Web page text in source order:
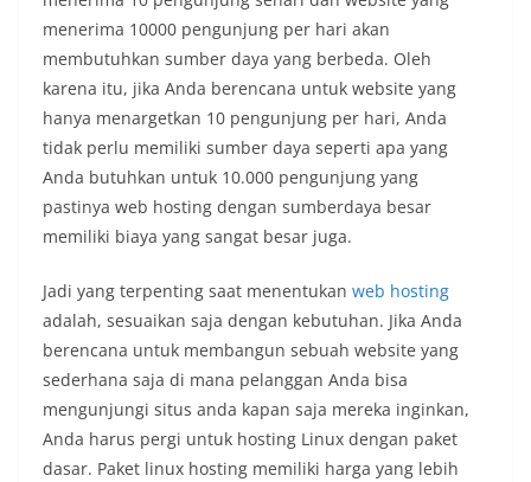
menerima 10000 pengunjung per hari akan
membutuhkan sumber daya yang berbeda. Oleh
karena itu, jika Anda berencana untuk website yang
hanya menargetkan 10 pengunjung per hari, Anda
tidak perlu memiliki sumber daya seperti apa yang
Anda butuhkan untuk 10.000 pengunjung yang
pastinya web hosting dengan sumberdaya besar
memiliki biaya yang sangat besar juga.
Jadi yang terpenting saat menentukan web hosting
adalah, sesuaikan saja dengan kebutuhan. Jika Anda
berencana untuk membangun sebuah website yang
sederhana saja di mana pelanggan Anda bisa
mengunjungi situs anda kapan saja mereka inginkan,
Anda harus pergi untuk hosting Linux dengan paket
dasar. Paket linux hosting memiliki harga yang lebih